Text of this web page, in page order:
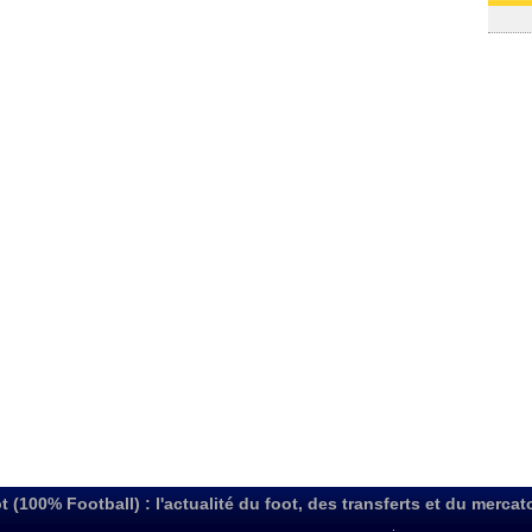
(100% Football) : l'actualité du foot, des transferts et du